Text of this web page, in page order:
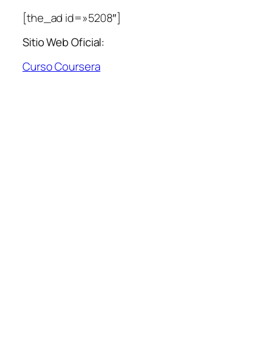
[the_ad id=»5208″]
Sitio Web Oficial:
Curso Coursera